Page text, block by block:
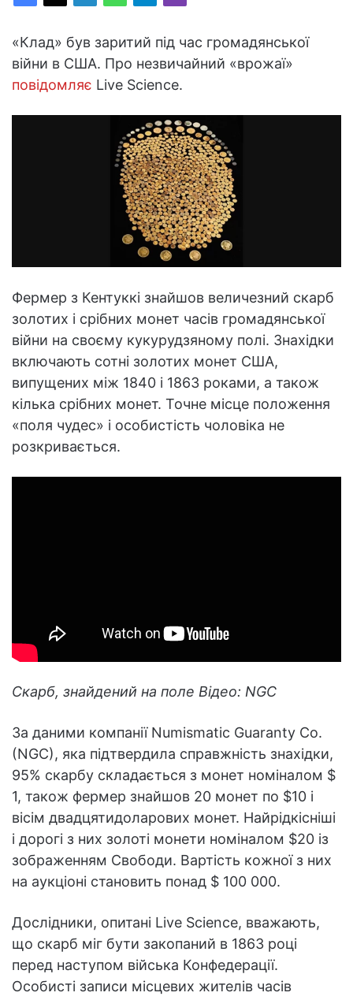
«Клад» був заритий під час громадянської
війни в США. Про незвичайний «врожаї»
повідомляє Live Science.
Фермер з Кентуккі знайшов величезний скарб
золотих і срібних монет часів громадянської
війни на своєму кукурудзяному полі. Знахідки
включають сотні золотих монет США,
випущених між 1840 і 1863 роками, а також
кілька срібних монет. Точне місце положення
«поля чудес» і особистість чоловіка не
розкривається.
Скарб, знайдений на поле Відео: NGC
За даними компанії Numismatic Guaranty Co.
(NGC), яка підтвердила справжність знахідки,
95% скарбу складається з монет номіналом $
1, також фермер знайшов 20 монет по $10 і
вісім двадцятидоларових монет. Найрідкісніші
і дорогі з них золоті монети номіналом $20 із
зображенням Свободи. Вартість кожної з них
на аукціоні становить понад $ 100 000.
Дослідники, опитані Live Science, вважають,
що скарб міг бути закопаний в 1863 році
перед наступом війська Конфедерації.
Особисті записи місцевих жителів часів